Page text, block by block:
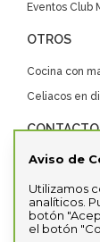
Eventos Club
OTROS
Cocina con
Celiacos en
CONTACTO
Contacta con
Distribuidores
SDC
Aviso de
Utilizamos
analíticos.
botón
el botón